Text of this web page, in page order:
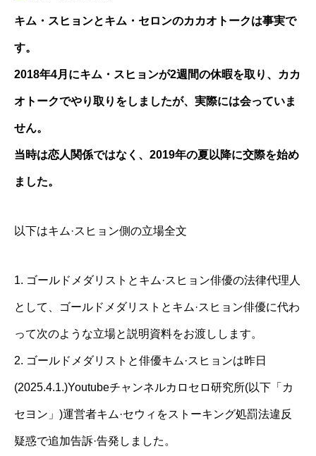
キム・スヒョンとキム・セロンのカカオトークは事実で
す。
2018年4月にキム・スヒョンが2週間の休暇を取り、カカ
オトークでやり取りをしましたが、実際には会っていま
せん。
当時は恋人関係ではなく、2019年の夏以降に交際を始め
ました。
以下はキム·スヒョン側の立場全文
1. ゴールドメダリストとキム·スヒョン俳優の法律代理人
として、ゴールドメダリストとキム·スヒョン俳優に代わ
って次のような立場と説明資料をお渡しします。
2. ゴールドメダリストと俳優キム·スヒョンは昨日
(2025.4.1.)Youtubeチャンネルカロセロ研究所(以下「カ
セヨン」)運営者キム·セウィをストーキング処罰法違反
疑惑で追加告訴·告発しました。